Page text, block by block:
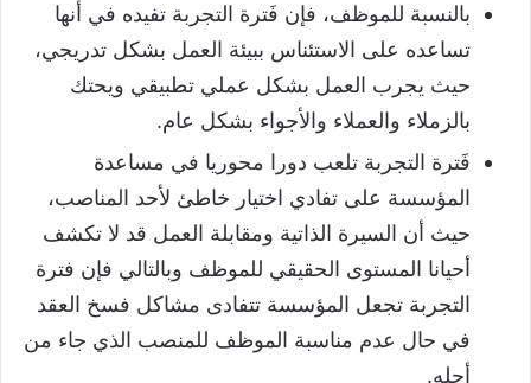
بالنسبة للموظف، فإن فَترة التجربة تفيده في أنها
تساعده على الاستئناس ببيئة العمل بشكل تدريجي،
حيث يجرب العمل بشكل عملي تطبيقي ويحتك
بالزملاء والعملاء والأجواء بشكل عام.
فَترة التجربة تلعب دورا محوريا في مساعدة
المؤسسة على تفادي اختيار خاطئ لأحد المناصب،
حيث أن السيرة الذاتية ومقابلة العمل قد لا تكشف
أحيانا المستوى الحقيقي للموظف وبالتالي فإن فترة
التجربة تجعل المؤسسة تتفادى مشاكل فسخ العقد
في حال عدم مناسبة الموظف للمنصب الذي جاء من
أجله.